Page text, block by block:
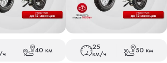
40 км 25
км/ч 50 км